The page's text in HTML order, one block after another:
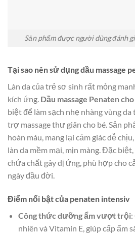
Sản phẩm được người dùng đánh
Tại sao nên sử dụng dầu massage
Làn da của trẻ sơ sinh rất mỏng
kích ứng. Dầu massage Penaten
biệt để làm sạch nhẹ nhàng vùng
trợ massage thư giãn cho bé. Sản
hoàn máu, mang lại cảm giác dễ
làn da mềm mại, mịn màng. Đặc
chứa chất gây dị ứng, phù hợp cho
ngày đầu đời.
Điểm nổi bật của penaten intensiv
Công thức dưỡng ẩm vượt trội:
nhiên và Vitamin E, giúp cấp ẩm